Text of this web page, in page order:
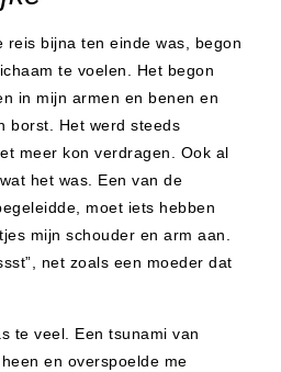
reis bijna ten einde was, begon
te voelen. Het begon
in mijn armen en benen en
borst. Het werd steeds
meer kon verdragen. Ook al
het was. Een van de
moet iets hebben
mijn schouder en arm aan.
net zoals een moeder dat
te veel. Een tsunami van
en overspoelde me